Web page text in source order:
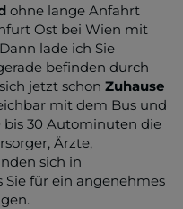
ohne lange Anfahrt
Ost bei Wien mit
lade ich Sie
befinden durch
jetzt schon Zuhause
mit dem Bus und
bis 30 Autominuten die
Ärzte,
sich in
Sie für ein angenehmes